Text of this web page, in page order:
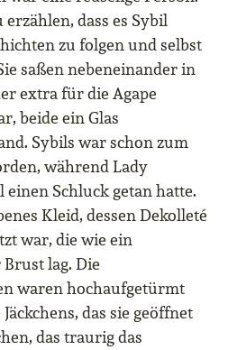
dass es Sybil
zu folgen und selbst
saßen nebeneinander in
extra für die Agape
beide ein Glas
Sybils war schon zum
während Lady
Schluck getan hatte.
Kleid, dessen Dekolleté
war, die wie ein
lag. Die
waren hochaufgetürmt
das sie geöffnet
das traurig das